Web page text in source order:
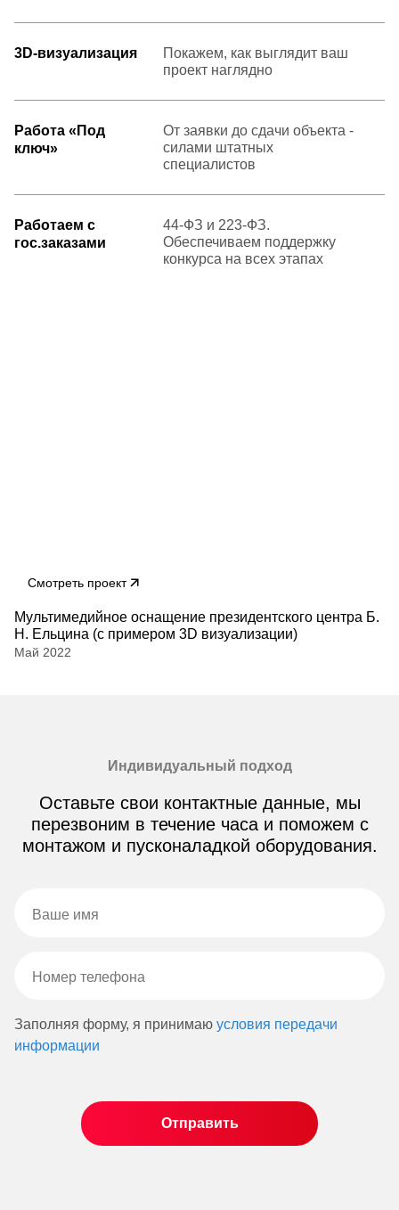
Смотреть проект
Мультимедийное оснащение президентского центра Б.
Н. Ельцина (с примером 3D визуализации)
Май 2022
3D-визуализация
Покажем, как выглядит ваш
проект наглядно
Работа «Под
ключ»
От заявки до сдачи объекта -
силами штатных
специалистов
Работаем с
гос.заказами
44-ФЗ и 223-ФЗ.
Обеспечиваем поддержку
конкурса на всех этапах
Индивидуальный подход
Оставьте свои контактные данные, мы
перезвоним в течение часа и поможем с
монтажом и пусконаладкой оборудования.
Заполняя форму, я принимаю условия передачи
информации